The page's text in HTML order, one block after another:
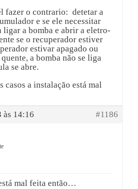
fazer o contrario: detetar a
e se ele necessitar
ligar a bomba e abrir a eletro-
se o recuperador estiver
estivar apagado ou
a bomba não se liga
se abre.
casos a instalação está mal
às 14:16 #1186
mal feita então…